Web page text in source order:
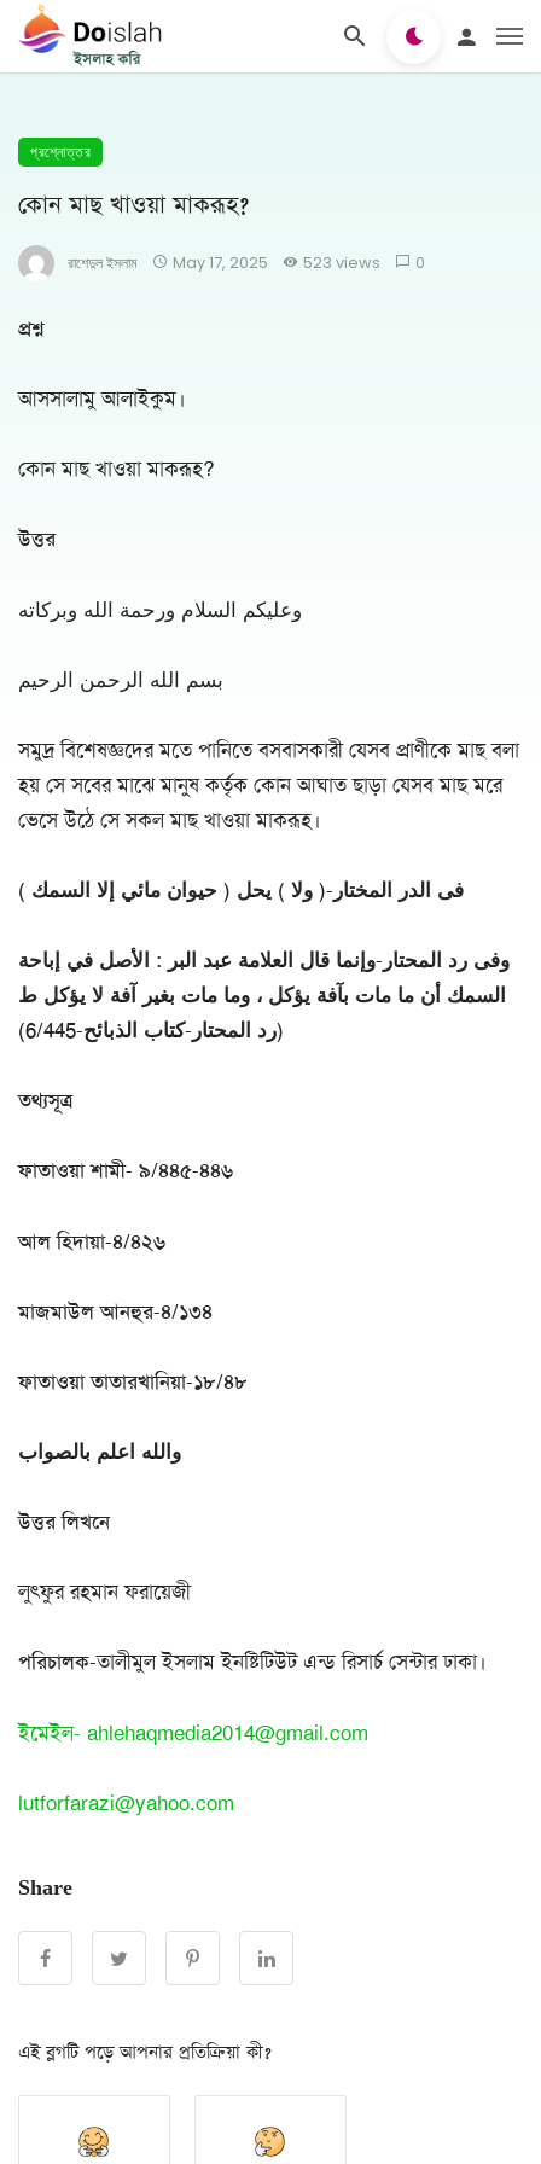
প্রশ্নোত্তর
কোন মাছ খাওয়া মাকরূহ?
রাশেদুল ইসলাম May 17, 2025 523 views 0
প্রশ্ন
আসসালামু আলাইকুম।
কোন মাছ খাওয়া মাকরূহ?
উত্তর
وعليكم السلام ورحمة الله وبركاته
بسم الله الرحمن الرحيم
সমুদ্র বিশেষজ্ঞদের মতে পানিতে বসবাসকারী যেসব প্রাণীকে মাছ বলা
হয় সে সবের মাঝে মানুষ কর্তৃক কোন আঘাত ছাড়া যেসব মাছ মরে
ভেসে উঠে সে সকল মাছ খাওয়া মাকরূহ।
فى الدر المختار-( ولا ) يحل ( حيوان مائي إلا السمك )
وفى رد المحتار-وإنما قال العلامة عبد البر : الأصل في إباحة
السمك أن ما مات بآفة يؤكل ، وما مات بغير آفة لا يؤكل ط
(رد المحتار-كتاب الذبائح-6/445)
তথ্যসূত্র
ফাতাওয়া শামী- ৯/৪৪৫-৪৪৬
আল হিদায়া-৪/৪২৬
মাজমাউল আনহুর-৪/১৩৪
ফাতাওয়া তাতারখানিয়া-১৮/৪৮
والله اعلم بالصواب
উত্তর লিখনে
লুৎফুর রহমান ফরায়েজী
পরিচালক-তালীমুল ইসলাম ইনষ্টিটিউট এন্ড রিসার্চ সেন্টার ঢাকা।
ইমেইল- ahlehaqmedia2014@gmail.com
lutforfarazi@yahoo.com
Share
এই ব্লগটি পড়ে আপনার প্রতিক্রিয়া কী?